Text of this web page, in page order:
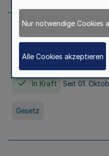
Gesetz über die
Nordrhein-
HG)
In Kraft Seit 01.
Gesetz
Nur notwendige Cookies
Alle Cookies akzeptieren